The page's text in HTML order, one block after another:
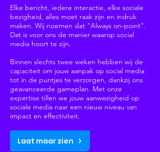
Elke bericht, iedere interactie, elke sociale
bezigheid, alles moet raak zijn en indruk
maken. Wij noemen dat "Always on-point".
Dat is voor ons de manier waarop social
media hoort te zijn.
Binnen slechts twee weken hebben wij de
capaciteit om jouw aanpak op social media
tot in de puntjes te verzorgen, dankzij ons
geavanceerde gameplan. Met onze
expertise tillen we jouw aanwezigheid op
sociale media naar een nieuw niveau van
impact en effectiviteit.
Laat maar zien